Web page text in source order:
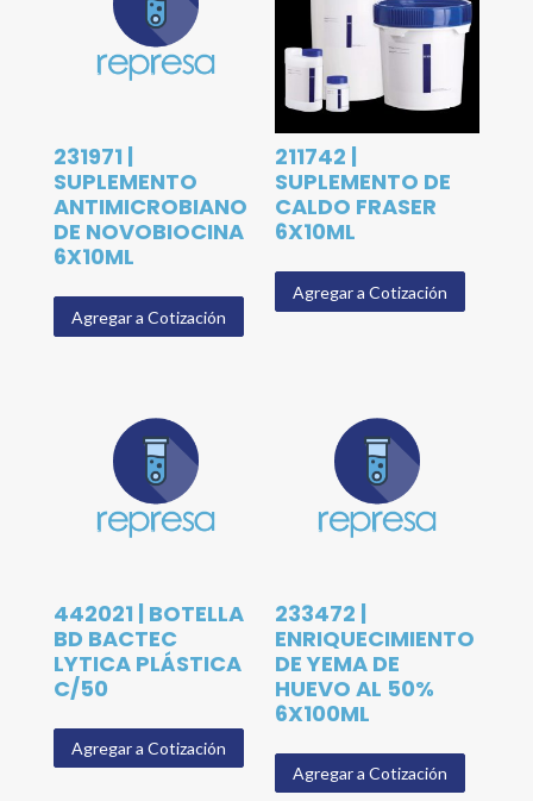
231971 |
SUPLEMENTO
ANTIMICROBIANO
DE NOVOBIOCINA
6X10ML
Agregar a Cotización
211742 |
SUPLEMENTO DE
CALDO FRASER
6X10ML
Agregar a Cotización
442021 | BOTELLA
BD BACTEC
LYTICA PLÁSTICA
C/50
Agregar a Cotización
233472 |
ENRIQUECIMIENTO
DE YEMA DE
HUEVO AL 50%
6X100ML
Agregar a Cotización